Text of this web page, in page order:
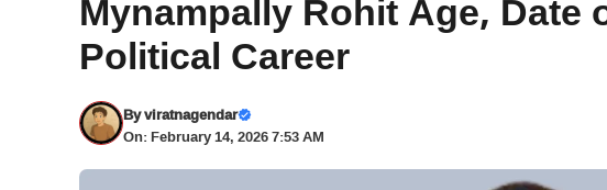
Mynampally Rohit Age, Date
Political Career
Byviratnagendar
On: February 14, 2026 7:53 AM